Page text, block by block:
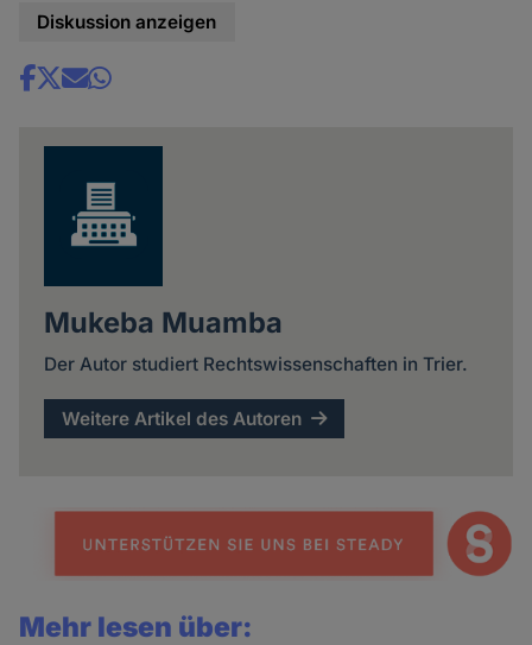
Diskussion anzeigen
Share
Mukeba Muamba
Der Autor studiert Rechtswissenschaften in Trier.
Weitere Artikel des Autoren
Mehr lesen über: